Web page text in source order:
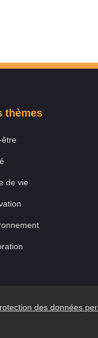
thèmes
être
de vie
des données